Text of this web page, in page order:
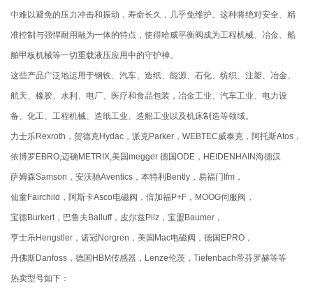
中难以避免的压力冲击和振动，寿命长久，几乎免维护。这种将绝对安全、精
准控制与强悍耐用融为一体的特点，使得哈威平衡阀成为工程机械、冶金、船
舶甲板机械等一切重载液压应用中的守护神。
这些产品广泛地运用于钢铁、汽车、造纸、能源、石化、纺织、注塑、冶金、
航天、橡胶、水利、电厂、医疗和食品包装，冶金工业、汽车工业、电力设
备、化工、工程机械、造纸工业、造船工业以及机床制造等领域。
力士乐Rexroth，贺德克Hydac，派克Parker，WEBTEC威泰克，阿托斯Atos，
依博罗EBRO,迈确METRIX,美国megger 德国ODE，HEIDENHAIN海德汉
萨姆森Samson，安沃驰Aventics，本特利Bently，易福门Ifm，
仙童Fairchild，阿斯卡Asco电磁阀，倍加福P+F，MOOG伺服阀，
宝德Burkert，巴鲁夫Balluff，皮尔兹Pilz，宝盟Baumer，
亨士乐Hengstler，诺冠Norgren，美国Mac电磁阀，德国EPRO，
丹佛斯Danfoss，德国HBM传感器，Lenze伦茨，Tiefenbach帝芬罗赫等等
热卖型号如下：